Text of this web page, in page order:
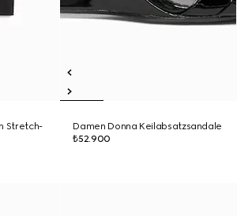
Stretch-
Damen Donna Keilabsatzsandale
₺52.900